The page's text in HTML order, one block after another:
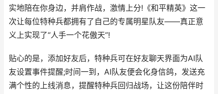
实地陪在你身边，并肩作战，激情上分!《和平精英》这一
次让每位特种兵都拥有了自己的专属明星队友——真正意
义上实现了“人手一个花傲天”!
贴心的是，添加好友后，特种兵可在好友聊天界面为AI队
友设置事件提醒;时间一到，AI队友便会化身信鸽，发送充
满个性的上线消息，提醒特种兵回归战场，让这份陪伴时